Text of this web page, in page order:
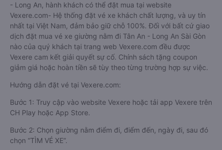
- Long An, hành khách có thể đặt mua tại website
Vexere.com- Hệ thống đặt vé xe khách chất lượng, và uy tín
nhất tại Việt Nam, đảm bảo giữ chỗ 100%. Đối với bất cứ giao
dịch đặt mua vé xe giường nằm đi Tân An - Long An Sài Gòn
nào của quý khách tại trang web Vexere.com đều được
Vexere cam kết giải quyết sự cố. Chính sách tặng coupon
giảm giá hoặc hoàn tiền sẽ tùy theo từng trường hợp sự việc.
Hướng dẫn đặt vé tại Vexere.com:
Bước 1: Truy cập vào website Vexere hoặc tải app Vexere trên
CH Play hoặc App Store.
Bước 2: Chọn giường nằm điểm đi, điểm đến, ngày đi, sau đó
chọn “TÌM VÉ XE”.